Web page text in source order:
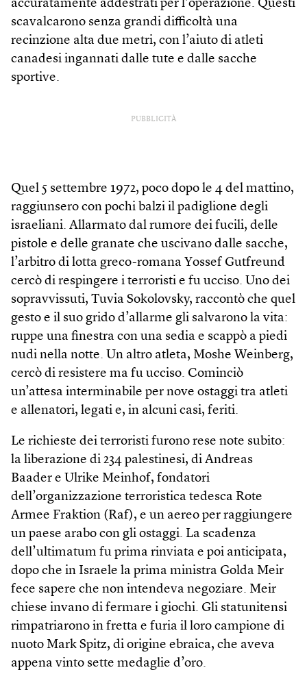
accuratamente addestrati per l’operazione. Questi
scavalcarono senza grandi difficoltà una
recinzione alta due metri, con l’aiuto di atleti
canadesi ingannati dalle tute e dalle sacche
sportive.
PUBBLICITÀ
Quel 5 settembre 1972, poco dopo le 4 del mattino,
raggiunsero con pochi balzi il padiglione degli
israeliani. Allarmato dal rumore dei fucili, delle
pistole e delle granate che uscivano dalle sacche,
l’arbitro di lotta greco-romana Yossef Gutfreund
cercò di respingere i terroristi e fu ucciso. Uno dei
sopravvissuti, Tuvia Sokolovsky, raccontò che quel
gesto e il suo grido d’allarme gli salvarono la vita:
ruppe una finestra con una sedia e scappò a piedi
nudi nella notte. Un altro atleta, Moshe Weinberg,
cercò di resistere ma fu ucciso. Cominciò
un’attesa interminabile per nove ostaggi tra atleti
e allenatori, legati e, in alcuni casi, feriti.
Le richieste dei terroristi furono rese note subito:
la liberazione di 234 palestinesi, di Andreas
Baader e Ulrike Meinhof, fondatori
dell’organizzazione terroristica tedesca Rote
Armee Fraktion (Raf), e un aereo per raggiungere
un paese arabo con gli ostaggi. La scadenza
dell’ultimatum fu prima rinviata e poi anticipata,
dopo che in Israele la prima ministra Golda Meir
fece sapere che non intendeva negoziare. Meir
chiese invano di fermare i giochi. Gli statunitensi
rimpatriarono in fretta e furia il loro campione di
nuoto Mark Spitz, di origine ebraica, che aveva
appena vinto sette medaglie d’oro.